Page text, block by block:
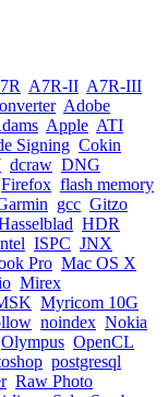
A7R-II A7R-III
Adobe
Apple ATI
Signing Cokin
dcraw DNG
Firefox flash memory
gcc Gitzo
HDR
ISPC JNX
Pro Mac OS X
Mirex
Myricom 10G
noindex Nokia
Olympus OpenCL
postgresql
Raw Photo